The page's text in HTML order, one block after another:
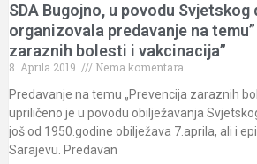
SDA Bugojno, u povodu Svjetskog
organizovala predavanje na
zaraznih bolesti i vakcinacija”
8. Aprila 2019.
Nema komentara
Predavanje na temu „Prevencija zaraznih
upriličeno je u povodu obilježavanja
još od 1950.godine obilježava 7.aprila, ali i
Sarajevu. Predavan